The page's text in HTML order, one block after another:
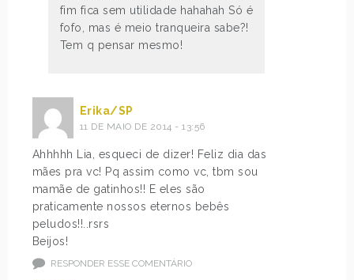
fim fica sem utilidade hahahah Só é
fofo, mas é meio tranqueira sabe?!
Tem q pensar mesmo!
Erika/SP
11 DE MAIO DE 2014 - 13:56
Ahhhhh Lia, esqueci de dizer! Feliz dia das
mães pra vc! Pq assim como vc, tbm sou
mamãe de gatinhos!! E eles são
praticamente nossos eternos bebês
peludos!!..rsrs
Beijos!
RESPONDER ESSE COMENTÁRIO